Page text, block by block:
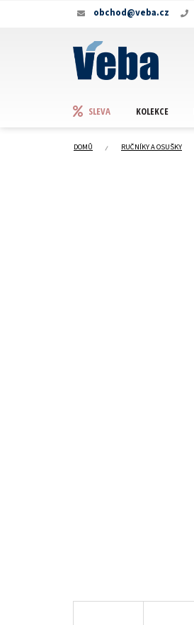
obchod@veba.cz
SLEVA KOLEKCE
DOMŮ RUČNÍKY A OSUŠKY